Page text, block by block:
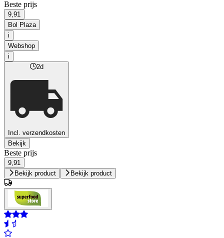
Beste prijs
9,91
Bol Plaza
i
Webshop
i
2d
Incl. verzendkosten
Bekijk
Beste prijs
9,91
Bekijk product
Bekijk product